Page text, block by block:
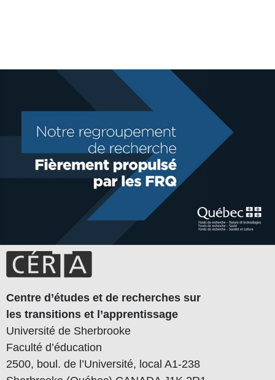
Centre d’études et de recherches sur
les transitions et l’apprentissage
Université de Sherbrooke
Faculté d’éducation
2500, boul. de l’Université, local A1-238